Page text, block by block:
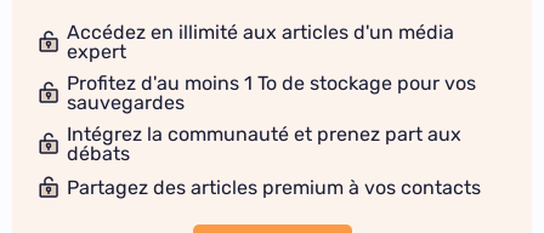
Accédez en illimité aux articles d'un média
expert
Profitez d'au moins 1 To de stockage pour vos
sauvegardes
Intégrez la communauté et prenez part aux
débats
Partagez des articles premium à vos contacts